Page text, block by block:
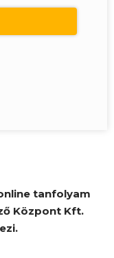
tanfolyam
Központ Kft.